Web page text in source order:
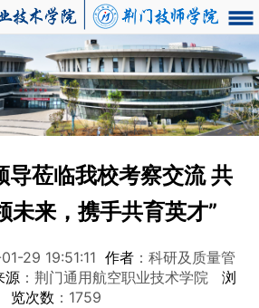
导莅临我校考察交流 共
未来，携手共育英才”
29 19:51:11 作者：科研及质量管
源 ：荆门通用航空职业技术学院
浏
览次数 ：1759